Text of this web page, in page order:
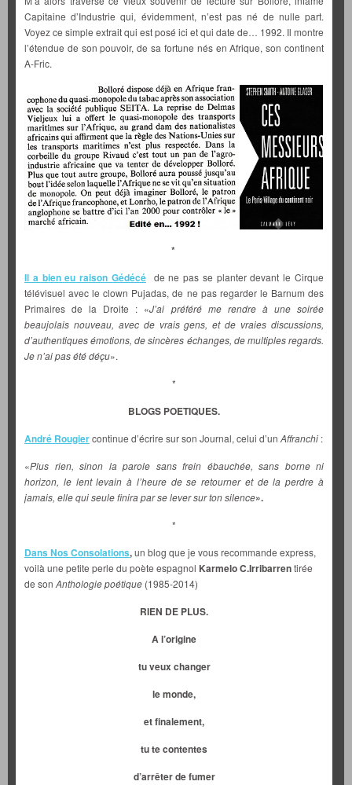
Capitaine d’Industrie qui, évidemment, n’est pas né de nulle part.
Voyez ce simple extrait qui est posé ici et qui date de… 1992. Il montre
l’étendue de son pouvoir, de sa fortune nés en Afrique, son continent
A-Fric.
*
Il a bien eu raison Gédécé de ne pas se planter devant le Cirque
télévisuel avec le clown Pujadas, de ne pas regarder le Barnum des
Primaires de la Droite : «J’ai préféré me rendre à une soirée
beaujolais nouveau, avec de vrais gens, et de vraies discussions,
d’authentiques émotions, de sincères échanges, de multiples regards.
Je n’ai pas été déçu».
*
BLOGS POETIQUES.
André Rougiercontinue d’écrire sur son Journal, celui d’un Affranchi :
«Plus rien, sinon la parole sans frein ébauchée, sans borne ni
horizon, le lent levain à l’heure de se retourner et de la perdre à
jamais, elle qui seule finira par se lever sur ton silence».
*
Dans Nos Consolations,un blog que je vous recommande express,
voilà une petite perle du poète espagnol Karmelo C.Irribarrentirée
de son Anthologie poétique (1985-2014)
RIEN DE PLUS.
A l’origine
tu veux changer
le monde,
et finalement,
tu te contentes
d’arrêter de fumer